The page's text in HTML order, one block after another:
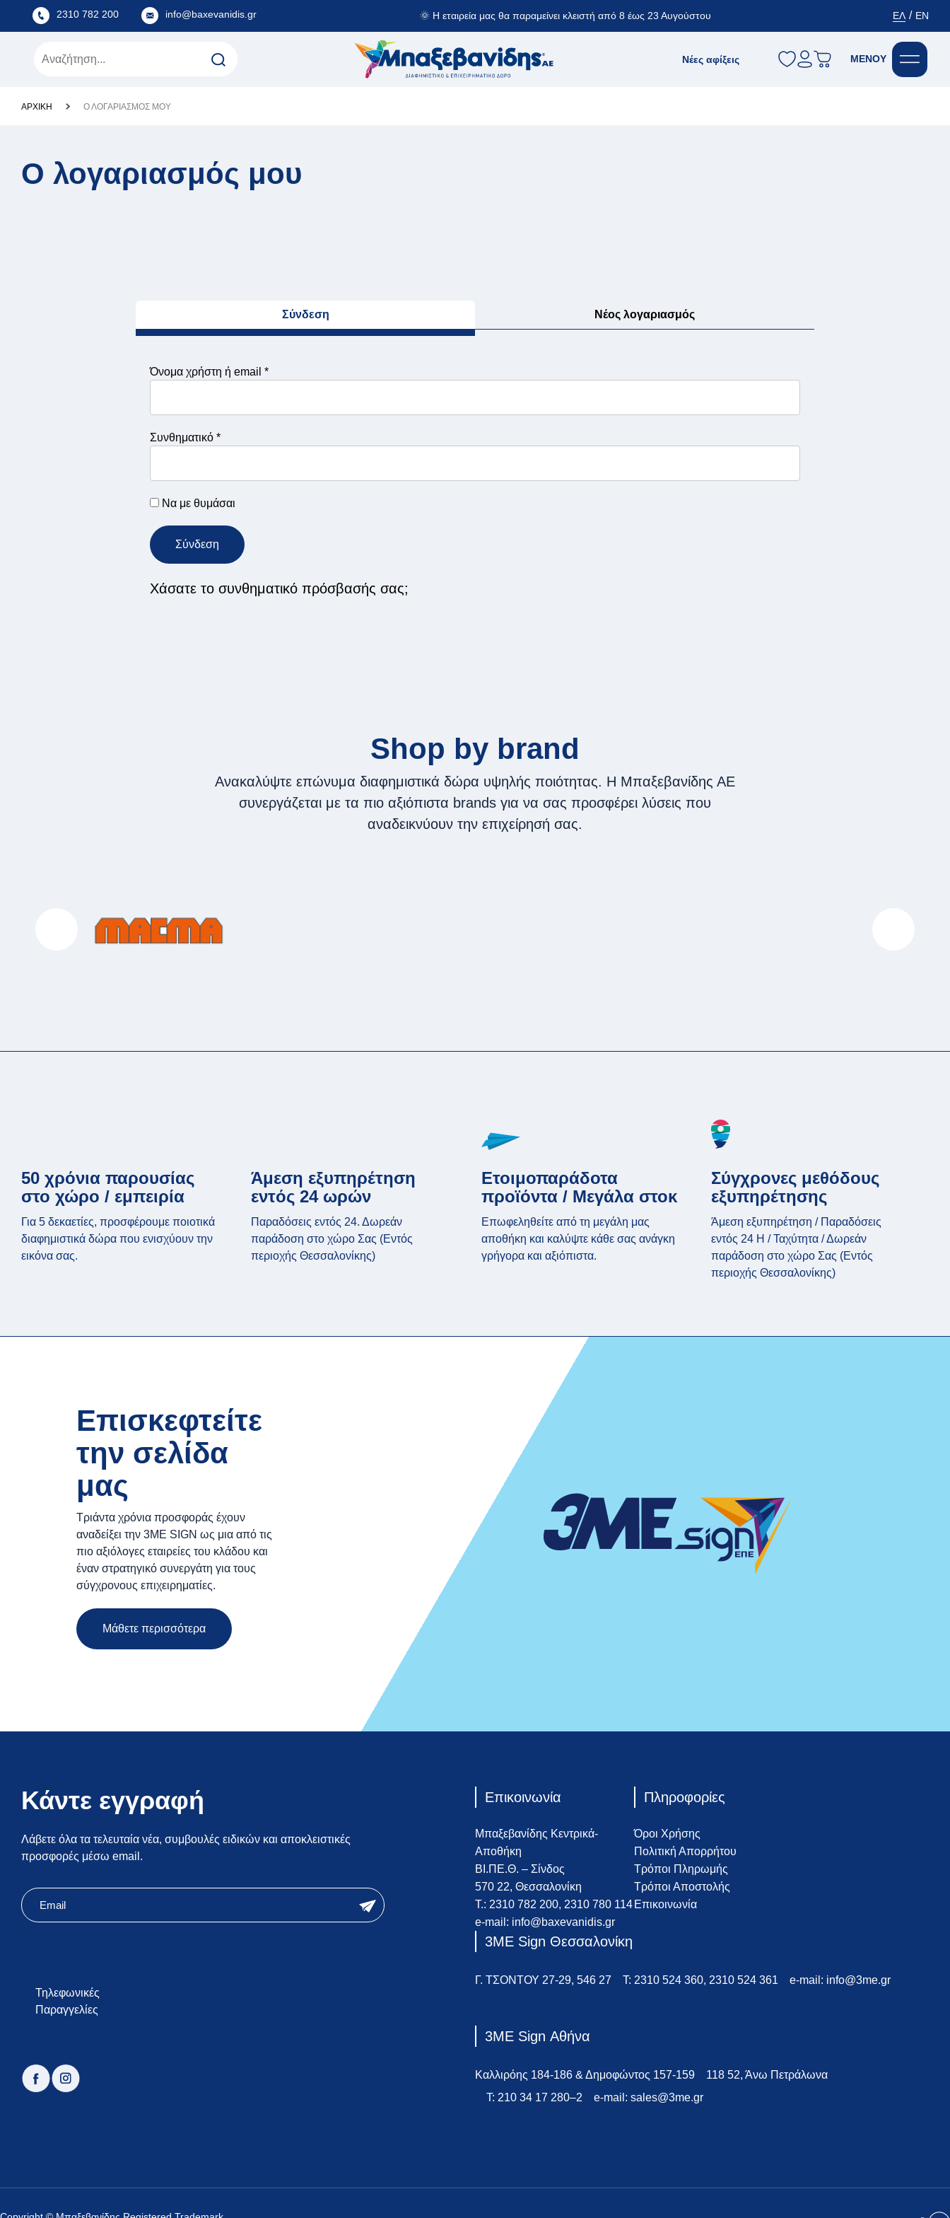
2310 782 200 info@baxevanidis.gr 🌞 Η εταιρεία μας θα παραμείνει κλειστή από 8 έως 23 Αυγούστου ΕΛ / EN
Νέες αφίξεις wishlist MENOY
ΑΡΧΙΚΉ Ο ΛΟΓΑΡΙΑΣΜΌΣ ΜΟΥ
Ο λογαριασμός μου
Σύνδεση Νέος λογαριασμός
Όνομα χρήστη ή email *Απαιτείται
Συνθηματικό *Απαιτείται
Να με θυμάσαι
Σύνδεση
Χάσατε το συνθηματικό πρόσβασής σας;
Shop by brand
Ανακαλύψτε επώνυμα διαφημιστικά δώρα υψηλής ποιότητας. Η Μπαξεβανίδης ΑΕ
συνεργάζεται με τα πιο αξιόπιστα brands για να σας προσφέρει λύσεις που
αναδεικνύουν την επιχείρησή σας.
50 χρόνια παρουσίας
στο χώρο / εμπειρία
Για 5 δεκαετίες, προσφέρουμε ποιοτικά
διαφημιστικά δώρα που ενισχύουν την
εικόνα σας.
Άμεση εξυπηρέτηση
εντός 24 ωρών
Παραδόσεις εντός 24. Δωρεάν
παράδοση στο χώρο Σας (Εντός
περιοχής Θεσσαλονίκης)
Ετοιμοπαράδοτα
προϊόντα / Μεγάλα στοκ
Επωφεληθείτε από τη μεγάλη μας
αποθήκη και καλύψτε κάθε σας ανάγκη
γρήγορα και αξιόπιστα.
Σύγχρονες μεθόδους
εξυπηρέτησης
Άμεση εξυπηρέτηση / Παραδόσεις
εντός 24 H / Ταχύτητα / Δωρεάν
παράδοση στο χώρο Σας (Εντός
περιοχής Θεσσαλονίκης)
Επισκεφτείτε
την σελίδα
μας
Τριάντα χρόνια προσφοράς έχουν
αναδείξει την 3ΜΕ SIGN ως μια από τις
πιο αξιόλογες εταιρείες του κλάδου και
έναν στρατηγικό συνεργάτη για τους
σύγχρονους επιχειρηματίες.
Μάθετε περισσότερα
Κάντε εγγραφή
Λάβετε όλα τα τελευταία νέα, συμβουλές ειδικών και αποκλειστικές
προσφορές μέσω email.
mc
email
newsletter
Τηλεφωνικές
Παραγγελίες
facebookinstagram
Επικοινωνία
Μπαξεβανίδης Κεντρικά-
Αποθήκη
ΒΙ.ΠΕ.Θ. – Σίνδος
570 22, Θεσσαλονίκη
Τ.: 2310 782 200, 2310 780 114
e-mail: info@baxevanidis.gr
Πληροφορίες
Όροι Χρήσης
Πολιτική Απορρήτου
Τρόποι Πληρωμής
Τρόποι Αποστολής
Επικοινωνία
3ME Sign Θεσσαλονίκη
Γ. ΤΣΟΝΤΟΥ 27-29, 546 27 T: 2310 524 360, 2310 524 361 e-mail: info@3me.gr
3ME Sign Αθήνα
Καλλιρόης 184-186 & Δημοφώντος 157-159
118 52, Άνω Πετράλωνα
T: 210 34 17 280–2 e-mail: sales@3me.gr